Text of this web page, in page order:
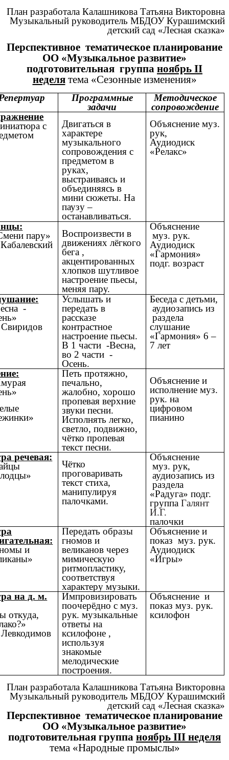
План разработала Калашникова Татьяна Викторовна
Музыкальный руководитель МБДОУ Курашимский
детский сад «Лесная сказка»
Перспективное тематическое планирование
ОО «Музыкальное развитие»
подготовительная группа ноябрь II
неделятема «Сезонные изменения»
Программные
задачи
Методическое
сопровождение
с
Двигаться в
характере
музыкального
сопровождения с
предметом в
руках,
выстраиваясь и
объединяясь в
мини сюжеты. На
паузу –
останавливаться.
Объяснение муз.
рук,
Аудиодиск
«Релакс»
пару»
Воспроизвести в
движениях лёгкого
бега ,
акцентированных
хлопков шутливое
настроение пьесы,
меняя пару.
Объяснение
муз. рук.
Аудиодиск
«Гармония»
подг. возраст
-
Услышать и
передать в
рассказе
контрастное
настроение пьесы.
В 1 части -Весна,
во 2 части -
Осень.
Беседа с детьми,
аудиозапись из
раздела
слушание
«Гармония» 6 –
7 лет
Петь протяжно,
печально,
жалобно, хорошо
пропевая верхние
звуки песни.
Исполнять легко,
светло, подвижно,
чётко пропевая
текст песни.
Объяснение и
исполнение муз.
рук. на
цифровом
пианино
речевая:
Чётко
проговаривать
текст стиха,
манипулируя
палочками.
Объяснение
муз. рук,
аудиозапись из
раздела
«Радуга» подг.
группаГалянт
И.Г.
палочки
и
Передать образы
гномов и
великанов через
мимическую
ритмопластику,
соответствуя
характеру музыки.
Объяснение и
показ муз. рук.
Аудиодиск
«Игры»
на д. м.
откуда,
Импровизировать
поочерёдно с муз.
рук. музыкальные
ответы на
ксилофоне ,
используя
знакомые
мелодические
построения.
Объяснение и
показ муз. рук.
ксилофон
План разработала Калашникова Татьяна Викторовна
Музыкальный руководитель МБДОУ Курашимский
детский сад «Лесная сказка»
Перспективное тематическое планирование
ОО «Музыкальное развитие»
подготовительная группа ноябрь III неделя
тема «Народные промыслы»